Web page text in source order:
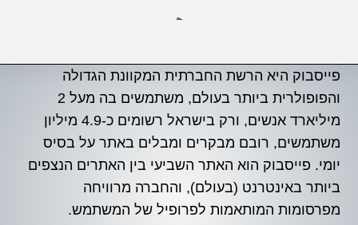
פייסבוק היא הרשת החברתית המקוונת הגדולה
והפופולרית ביותר בעולם, משתמשים בה מעל 2
מיליארד אנשים, ורק בישראל רשומים כ-4.9 מיליון
משתמשים, רובם מבקרים ומבלים באתר על בסיס
יומי. פייסבוק הוא האתר השביעי בין האתרים הנצפים
ביותר באינטרנט (בעולם), והחברה מרוויחה
מפרסומות המותאמות לפרופיל של המשתמש.